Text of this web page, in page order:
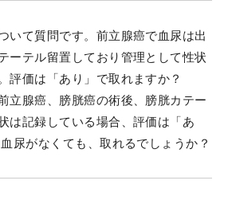
いて質問です。前立腺癌で血尿は出
ーテル留置しており管理として性状
評価は「あり」で取れますか？
立腺癌、膀胱癌の術後、膀胱カテー
は記録している場合、評価は「あ
尿がなくても、取れるでしょうか？